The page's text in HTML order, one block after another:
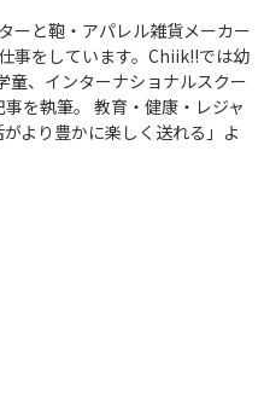
ーと鞄・アパレル雑貨メーカー
事をしています。Chiik!!では幼
童、インターナショナルスクー
を執筆。 教育・健康・レジャ
より豊かに楽しく送れる」よ